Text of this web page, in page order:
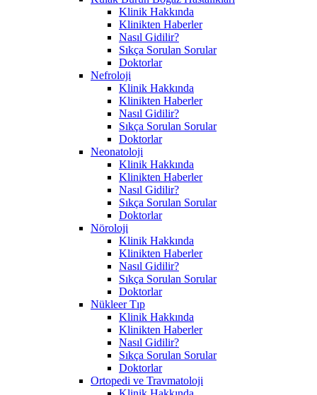
Klinik Hakkında
Klinikten Haberler
Nasıl Gidilir?
Sıkça Sorulan Sorular
Doktorlar
Nefroloji
Klinik Hakkında
Klinikten Haberler
Nasıl Gidilir?
Sıkça Sorulan Sorular
Doktorlar
Neonatoloji
Klinik Hakkında
Klinikten Haberler
Nasıl Gidilir?
Sıkça Sorulan Sorular
Doktorlar
Nöroloji
Klinik Hakkında
Klinikten Haberler
Nasıl Gidilir?
Sıkça Sorulan Sorular
Doktorlar
Nükleer Tıp
Klinik Hakkında
Klinikten Haberler
Nasıl Gidilir?
Sıkça Sorulan Sorular
Doktorlar
Ortopedi ve Travmatoloji